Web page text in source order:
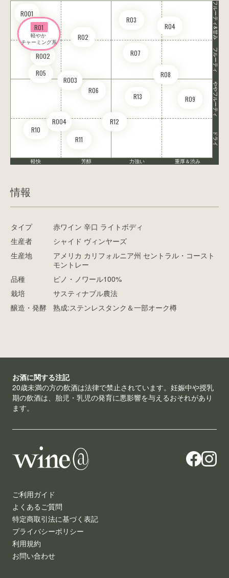
R01
軽やか
チャーミング系
R02
R03
R04
R05
R06
R07
R08
R09
R10
R11
R12
R13
RO01
RO02
RO03
RO04
フルーティ&甘み
フルーティ
ややフルーティ
ドライ
軽快 芳醇 力強い 重厚＆渋み
情報
タイプ
赤ワイン 辛口 ライトボディ
生産者
シャイド ヴィンヤーズ
生産地
アメリカ カリフォルニア州 セントラル・コースト
モントレー
品種
ピノ・ノワール100%
栽培
サスティナブル農法
醸造・発酵
熟成:ステンレスタンク＆一部オーク樽
お酒に関する注記
20歳未満の方の飲酒は法律で禁止されています。妊娠中や授乳
期の飲酒は、胎児・乳児の発育に悪影響を与えるおそれがあり
ます。
ご利用ガイド
よくあるご質問
特定商取引法に基づく表記
プライバシーポリシー
利用規約
お問い合わせ